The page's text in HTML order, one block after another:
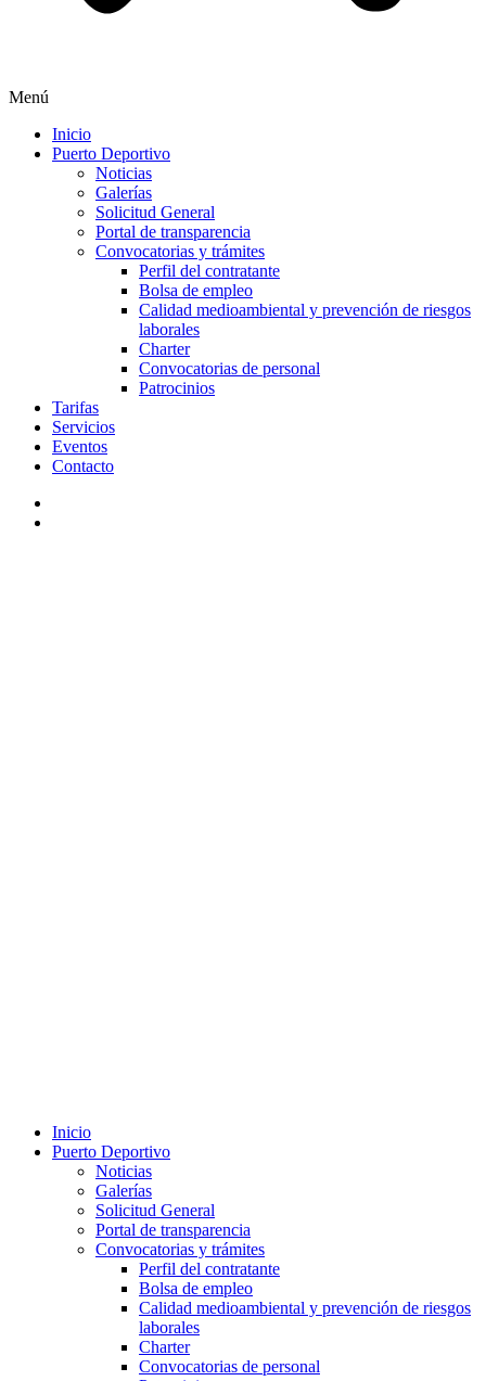
Menú
Inicio
Puerto Deportivo
Noticias
Galerías
Solicitud General
Portal de transparencia
Convocatorias y trámites
Perfil del contratante
Bolsa de empleo
Calidad medioambiental y prevención de riesgos
laborales
Charter
Convocatorias de personal
Patrocinios
Tarifas
Servicios
Eventos
Contacto
Inicio
Puerto Deportivo
Noticias
Galerías
Solicitud General
Portal de transparencia
Convocatorias y trámites
Perfil del contratante
Bolsa de empleo
Calidad medioambiental y prevención de riesgos
laborales
Charter
Convocatorias de personal